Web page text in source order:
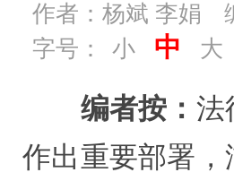
作者：杨斌 李娟
字号：
小 中 大
编者按： 法
作出重要部署